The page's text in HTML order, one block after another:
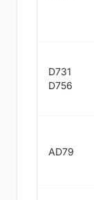
D731
D756
AD79